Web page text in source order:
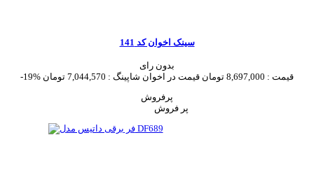
سینک اخوان کد 141
بدون رای
-19%
قیمت : 8,697,000 تومان قیمت در اخوان شاپینگ : 7,044,570 تومان
پرفروش